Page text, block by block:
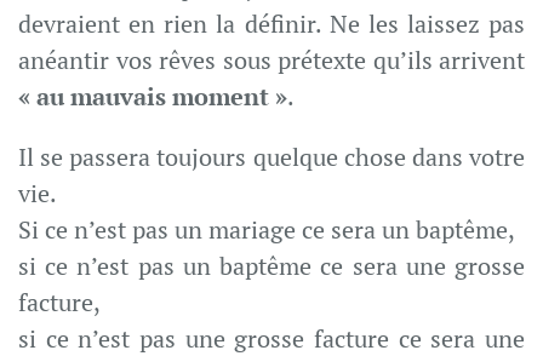
devraient en rien la définir. Ne les laissez pas
anéantir vos rêves sous prétexte qu’ils arrivent
« au mauvais moment ».
Il se passera toujours quelque chose dans votre
vie.
Si ce n’est pas un mariage ce sera un baptême,
si ce n’est pas un baptême ce sera une grosse
facture,
si ce n’est pas une grosse facture ce sera une